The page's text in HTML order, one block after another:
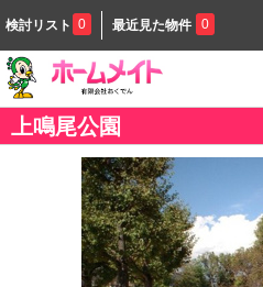
検討リスト 0 最近見た物件 0
上鳴尾公園